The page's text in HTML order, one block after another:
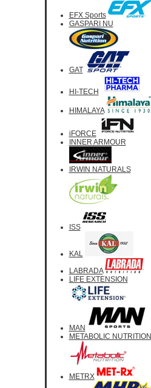
EFX Sports
GASPARI NU
GAT
HI-TECH
HIMALAYA
iFORCE
INNER ARMOUR
IRWIN NATURALS
ISS
KAL
LABRADA
LIFE EXTENSION
MAN
METABOLIC NUTRITION
METRX